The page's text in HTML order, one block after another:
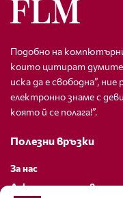
Подобно на
които цитират
иска да е свободна”,
електронно знаме с
която й се полага!”.
Полезни връзки
За нас
Декларация за